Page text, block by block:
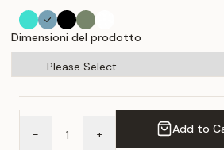
Dimensioni del prodotto
- + Add to